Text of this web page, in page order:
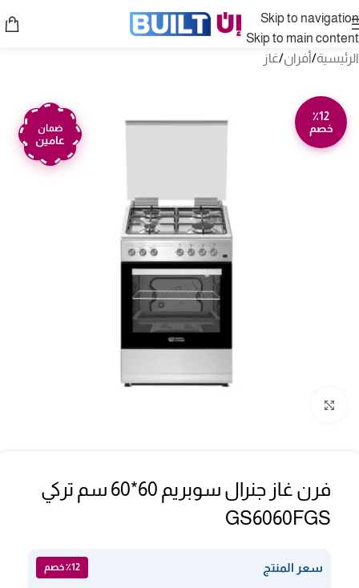
Skip to navigation
Skip to main content
الرئيسية/أفران/غاز
٪12
خصم
ضمان
عامين
فرن غاز جنرال سوبريم 60*60 سم تركي
GS6060FGS
سعر المنتج ٪12 خصم